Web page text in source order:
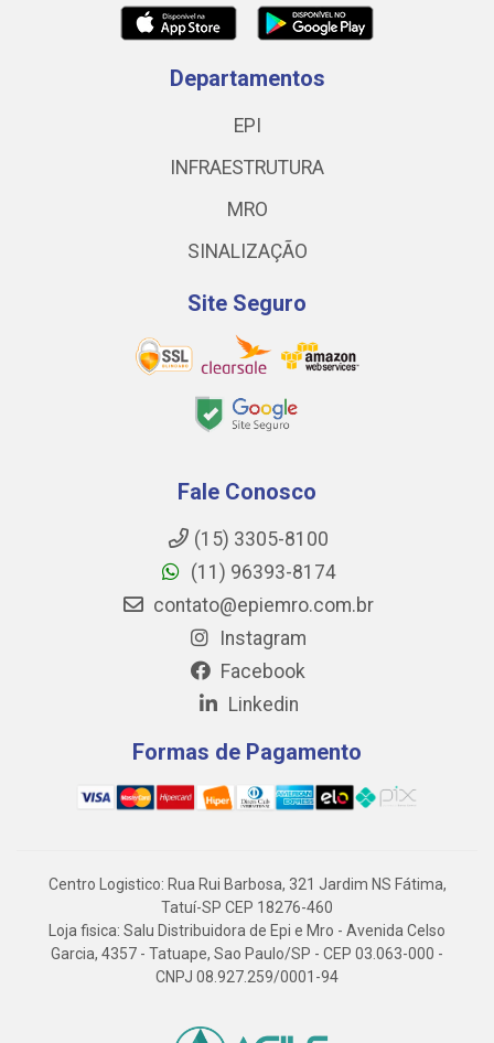
Departamentos
EPI
INFRAESTRUTURA
MRO
SINALIZAÇÃO
Site Seguro
Fale Conosco
(15) 3305-8100
(11) 96393-8174
contato@epiemro.com.br
Instagram
Facebook
Linkedin
Formas de Pagamento
Centro Logistico: Rua Rui Barbosa, 321 Jardim NS Fátima,
Tatuí-SP CEP 18276-460
Loja fisica: Salu Distribuidora de Epi e Mro - Avenida Celso
Garcia, 4357 - Tatuape, Sao Paulo/SP - CEP 03.063-000 -
CNPJ 08.927.259/0001-94